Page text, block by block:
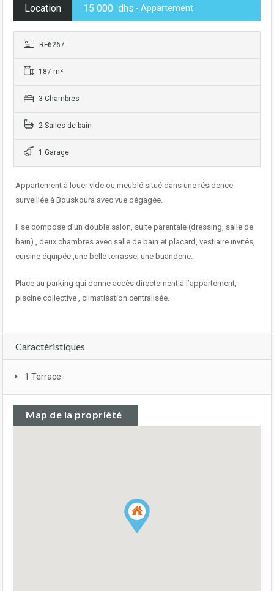
Location 15 000 dhs - Appartement
RF6267
187 m²
3 Chambres
2 Salles de bain
1 Garage
Appartement à louer vide ou meublé situé dans une résidence
surveillée à Bouskoura avec vue dégagée.
Il se compose d’un double salon, suite parentale (dressing, salle de
bain) , deux chambres avec salle de bain et placard, vestiaire invités,
cuisine équipée ,une belle terrasse, une buanderie.
Place au parking qui donne accès directement à l’appartement,
piscine collective , climatisation centralisée.
Caractéristiques
1 Terrace
Map de la propriété